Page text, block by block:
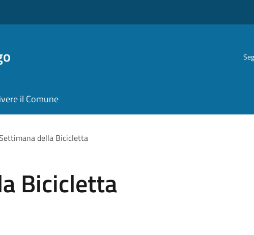
il Comune
della Bicicletta
Bicicletta